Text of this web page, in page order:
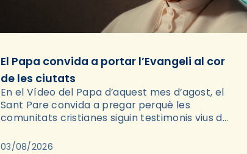
El Papa convida a portar l’Evangeli al cor
de les ciutats
En el Vídeo del Papa d’aquest mes d’agost, el
Sant Pare convida a pregar perquè les
comunitats cristianes siguin testimonis vius de
pregària, el…
03/08/2026